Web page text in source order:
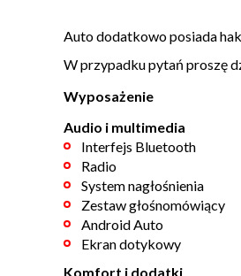
Auto dodatkowo posiada
W przypadku pytań proszę
Wyposażenie
Audio i multimedia
Interfejs Bluetooth
Radio
System nagłośnienia
Zestaw głośnomówiący
Android Auto
Ekran dotykowy
Komfort i dodatki